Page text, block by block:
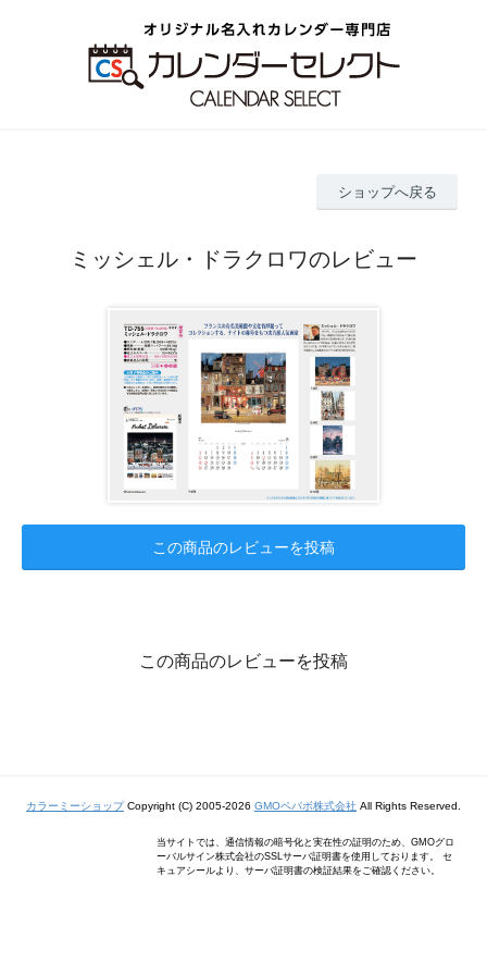
ショップへ戻る
ミッシェル・ドラクロワのレビュー
この商品のレビューを投稿
この商品のレビューを投稿
カラーミーショップCopyright (C) 2005-2026 GMOペパボ株式会社 All Rights Reserved.
当サイトでは、通信情報の暗号化と実在性の証明のため、GMOグロ
ーバルサイン株式会社のSSLサーバ証明書を使用しております。 セ
キュアシールより、サーバ証明書の検証結果をご確認ください。